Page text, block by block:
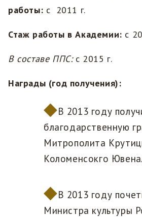
работы: с 2011 г.
Стаж работы в Академии: с
В составе ППС: с 2015 г.
Награды (год получения):
В 2013 году
благодарственную
Митрополита
Коломенсокго
В 2013 году
Министра культуры